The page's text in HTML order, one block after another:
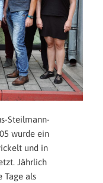
Steilmann-
wurde ein
und in
Jährlich
Tage als